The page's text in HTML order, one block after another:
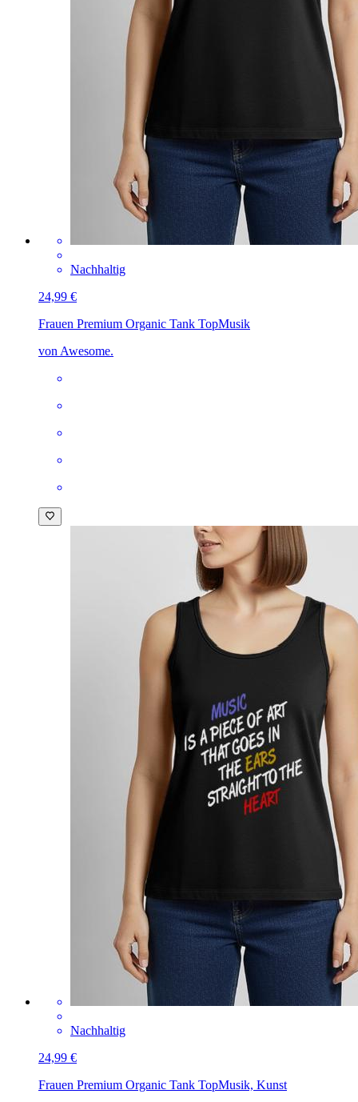
Nachhaltig
24,99 €
Frauen Premium Organic Tank TopMusik
von Awesome.
Nachhaltig
24,99 €
Frauen Premium Organic Tank TopMusik, Kunst